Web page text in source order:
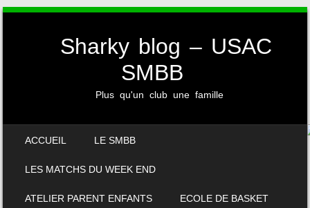
Sharky blog – USAC
SMBB
Plus qu'un club une famille
ACCUEIL LE SMBB
LES MATCHS DU WEEK END
ATELIER PARENT ENFANTS ECOLE DE BASKET